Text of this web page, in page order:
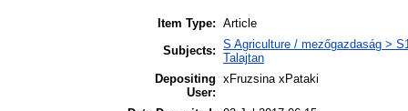
Item Type: Article
Subjects: S Agriculture / mezőgazdaság >
Talajtan
Depositing
User:
xFruzsina xPataki